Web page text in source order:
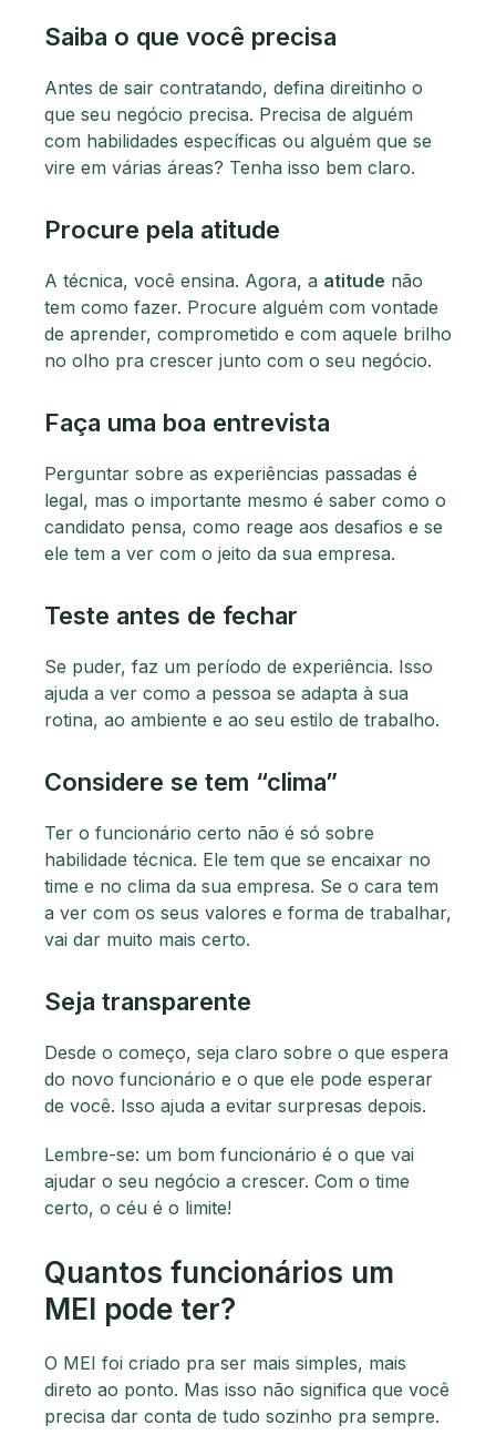
Saiba o que você precisa
Antes de sair contratando, defina direitinho o
que seu negócio precisa. Precisa de alguém
com habilidades específicas ou alguém que se
vire em várias áreas? Tenha isso bem claro.
Procure pela atitude
A técnica, você ensina. Agora, a atitude não
tem como fazer. Procure alguém com vontade
de aprender, comprometido e com aquele brilho
no olho pra crescer junto com o seu negócio.
Faça uma boa entrevista
Perguntar sobre as experiências passadas é
legal, mas o importante mesmo é saber como o
candidato pensa, como reage aos desafios e se
ele tem a ver com o jeito da sua empresa.
Teste antes de fechar
Se puder, faz um período de experiência. Isso
ajuda a ver como a pessoa se adapta à sua
rotina, ao ambiente e ao seu estilo de trabalho.
Considere se tem “clima”
Ter o funcionário certo não é só sobre
habilidade técnica. Ele tem que se encaixar no
time e no clima da sua empresa. Se o cara tem
a ver com os seus valores e forma de trabalhar,
vai dar muito mais certo.
Seja transparente
Desde o começo, seja claro sobre o que espera
do novo funcionário e o que ele pode esperar
de você. Isso ajuda a evitar surpresas depois.
Lembre-se: um bom funcionário é o que vai
ajudar o seu negócio a crescer. Com o time
certo, o céu é o limite!
Quantos funcionários um
MEI pode ter?
O MEI foi criado pra ser mais simples, mais
direto ao ponto. Mas isso não significa que você
precisa dar conta de tudo sozinho pra sempre.